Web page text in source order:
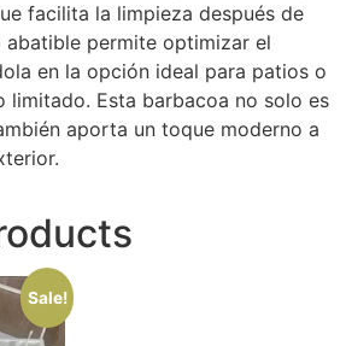
facilita la limpieza después de
abatible permite optimizar el
en la opción ideal para patios o
limitado. Esta barbacoa no solo es
aporta un toque moderno a
Sale!